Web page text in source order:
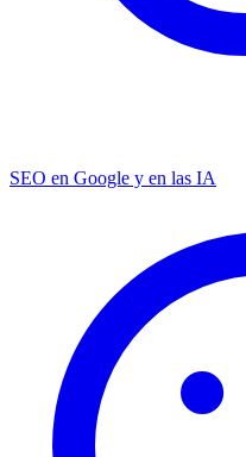
SEO en Google y en las IA